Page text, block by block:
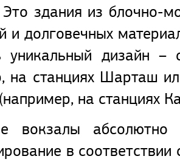
Это здания из блочно-
и долговечных
уникальный дизайн –
на станциях Шарташ
на станциях
вокзалы
в